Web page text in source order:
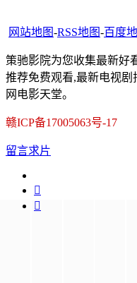
网站地图-RSS地图-百度
策驰影院为您收集最新好
推荐免费观看,最新电视
网电影天堂。
赣ICP备17005063号-17
留言求片

